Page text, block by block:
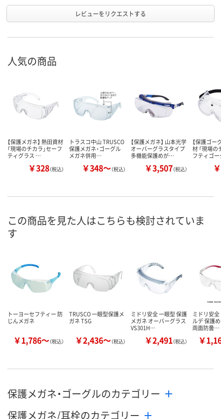
レビューをリクエストする
人気の商品
【保護メガネ】 熱田資材
「現場のチカラ」セーフ
ティグラス …
￥328（税込）
トラスコ中山 TRUSCO
保護メガネ・ゴーグル
メガネ併用…
￥348～（税込）
【保護メガネ】 山本光学
オーバーグラスタイプ
多機能保護めが…
￥3,507（税込）
【保護ゴー
材 「現場の
フティゴ
この商品を見た人はこちらも検討されていま
す
トーヨーセフティー 防
じんメガネ
￥1,786～（税込）
TRUSCO 一眼型保護メ
ガネ TSG
￥2,436～（税込）
ミドリ安全 一眼型 保護
メガネ オーバーグラス
VS301H…
￥2,491（税込）
ミドリ安
ルデ 保護
両面防曇…
￥
保護メガネ・ゴーグルのカテゴリー
保護メガネ/耳栓のカテゴリー